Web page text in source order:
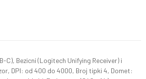
C), Bezicni (Logitech Unifying Receiver) i
DPI: od 400 do 4000, Broj tipki 4, Domet: